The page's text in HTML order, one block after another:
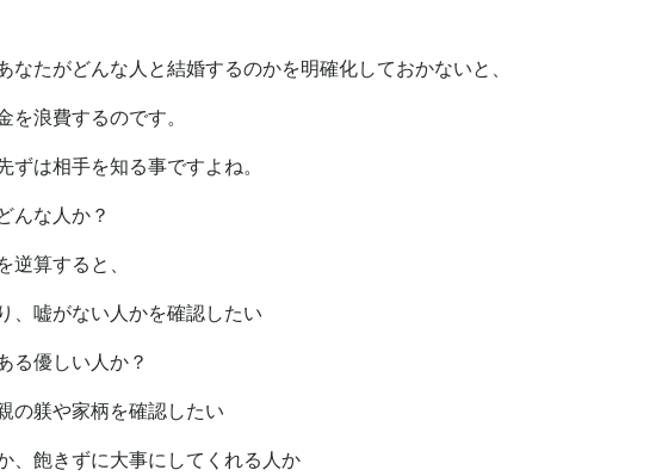
たがどんな人と結婚するのかを明確化しておかないと、
浪費するのです。
は相手を知る事ですよね。
んな人か？
算すると、
、嘘がない人かを確認したい
る優しい人か？
の躾や家柄を確認したい
、飽きずに大事にしてくれる人か